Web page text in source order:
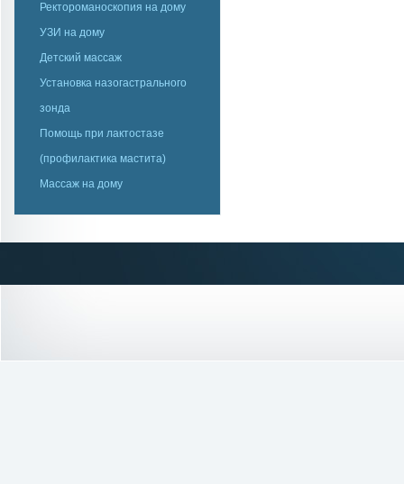
Ректороманоскопия на дому
УЗИ на дому
Детский массаж
Установка назогастрального
зонда
Помощь при лактостазе
(профилактика мастита)
Массаж на дому